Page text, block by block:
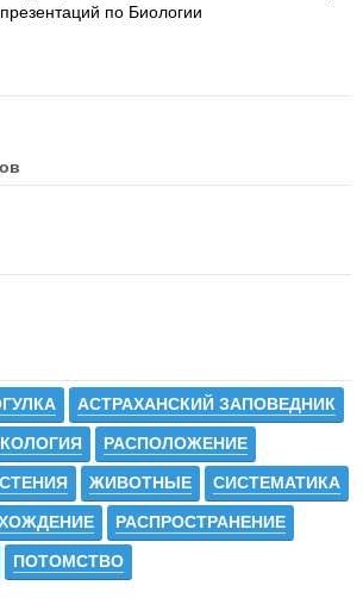
по Биологии
АСТРАХАНСКИЙ ЗАПОВЕДНИК
РАСПОЛОЖЕНИЕ
ЖИВОТНЫЕ СИСТЕМАТИКА
РАСПРОСТРАНЕНИЕ
ПОТОМСТВО